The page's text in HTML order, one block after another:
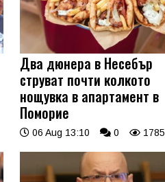
Два дюнера в Несебър
струват почти колкото
нощувка в апартамент в
Поморие
06 Aug 13:10 0 1785